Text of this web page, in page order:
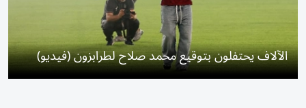
الآلاف يحتفلون بتوقيع محمد صلاح لطرابزون (فيديو)